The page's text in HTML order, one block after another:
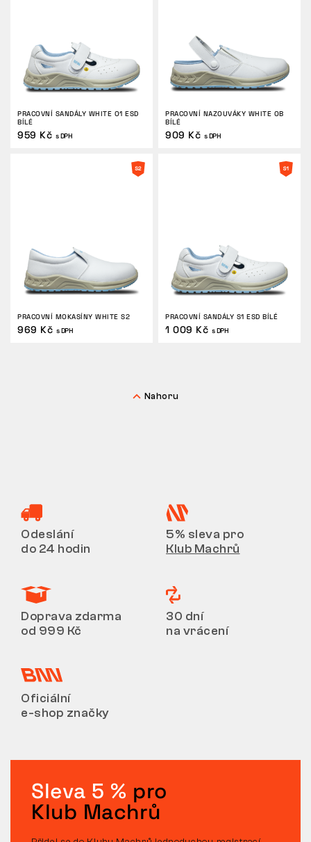
PRACOVNÍ SANDÁLY WHITE O1 ESD
BÍLÉ
959 Kč s DPH
PRACOVNÍ NAZOUVÁKY WHITE OB
BÍLÉ
909 Kč s DPH
PRACOVNÍ MOKASÍNY WHITE S2
969 Kč s DPH
PRACOVNÍ SANDÁLY S1 ESD BÍLÉ
1 009 Kč s DPH
Nahoru
Odeslání
do 24 hodin
5% sleva pro
Klub Machrů
Doprava zdarma
od 999 Kč
30 dní
na vrácení
Oficiální
e-shop značky
Sleva 5 % pro
Klub Machrů